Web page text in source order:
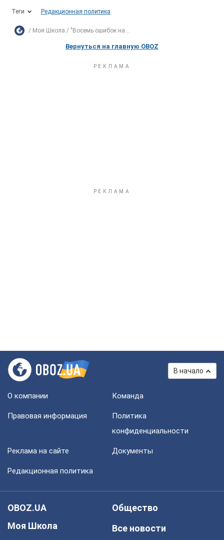
Теги Редакционная политика
Моя Школа "Восемь ошибок на...
Вернуться на главную OBOZ
В начало
О компании Команда
Правовая информация
Политика
конфиденциальности
Реклама на сайте Документы
Редакционная политика
OBOZ.UA
Моя Школа
Общество
Все новости